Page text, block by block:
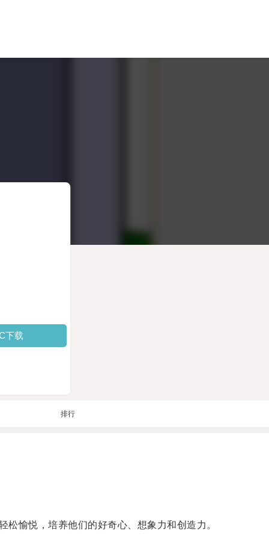
下载
排行
愉悦，培养他们的好奇心、想象力和创造力。